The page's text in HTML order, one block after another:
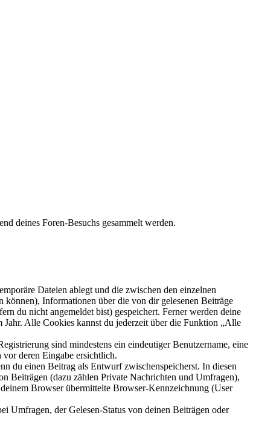
deines Foren-Besuchs gesammelt werden.
Dateien ablegt und die zwischen den einzelnen
Informationen über die von dir gelesenen Beiträge
du nicht angemeldet bist) gespeichert. Ferner werden deine
Alle Cookies kannst du jederzeit über die Funktion „Alle
sind mindestens ein eindeutiger Benutzername, eine
deren Eingabe ersichtlich.
du einen Beitrag als Entwurf zwischenspeicherst. In diesen
Beiträgen (dazu zählen Private Nachrichten und Umfragen),
Browser übermittelte Browser-Kennzeichnung (User
Umfragen, der Gelesen-Status von deinen Beiträgen oder